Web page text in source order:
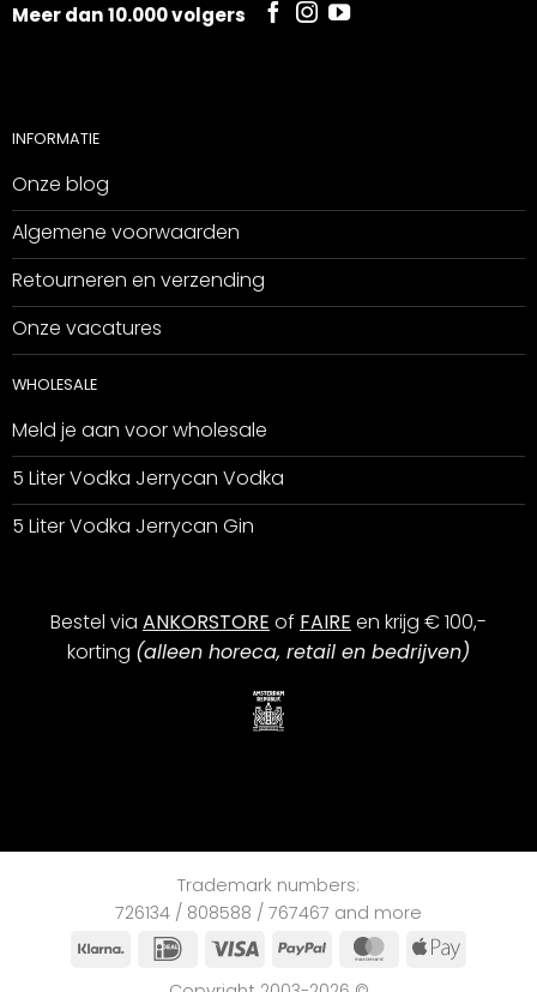
Meer dan 10.000 volgers
INFORMATIE
Onze blog
Algemene voorwaarden
Retourneren en verzending
Onze vacatures
WHOLESALE
Meld je aan voor wholesale
5 Liter Vodka Jerrycan Vodka
5 Liter Vodka Jerrycan Gin
Bestel via ANKORSTORE of FAIRE en krijg € 100,-
korting (alleen horeca, retail en bedrijven)
Trademark numbers:
726134 / 808588 / 767467 and more
Klarna
iDEAL Visa PayPal MasterCard
Apple